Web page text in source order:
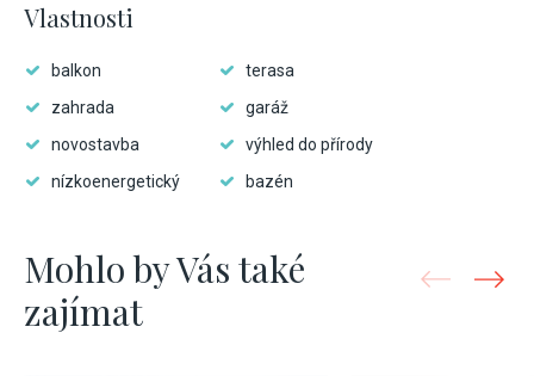
Vlastnosti
balkon
terasa
zahrada
garáž
novostavba
výhled do přírody
nízkoenergetický
bazén
Mohlo by Vás také
zajímat